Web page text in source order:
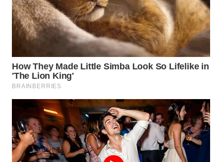
TIMUR
WN
SEMARANG
WN
SOLO
WN
BOROBUDUR
WN
MADURA